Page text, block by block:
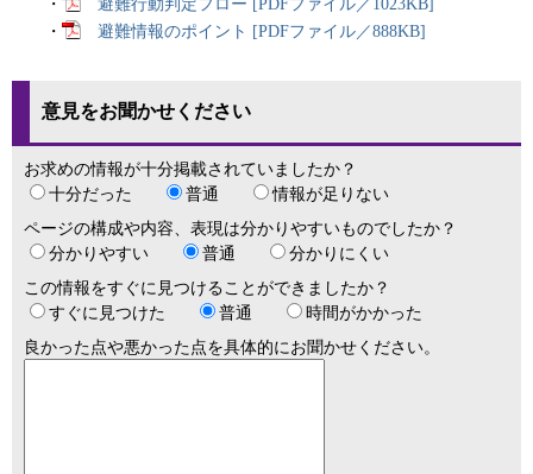
・
避難行動判定フロー [PDFファイル／1023KB]
・
避難情報のポイント [PDFファイル／888KB]
意見をお聞かせください
お求めの情報が十分掲載されていましたか？
十分だった
普通
情報が足りない
ページの構成や内容、表現は分かりやすいものでしたか？
分かりやすい
普通
分かりにくい
この情報をすぐに見つけることができましたか？
すぐに見つけた
普通
時間がかかった
良かった点や悪かった点を具体的にお聞かせください。